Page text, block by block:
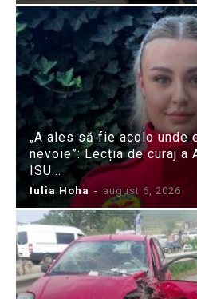
„A ales să fie acolo unde
nevoie”: Lecția de curaj a
ISU...
Iulia Hoha - august 6, 2026